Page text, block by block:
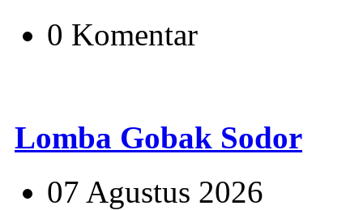
0 Komentar
Lomba Gobak Sodor
07 Agustus 2026